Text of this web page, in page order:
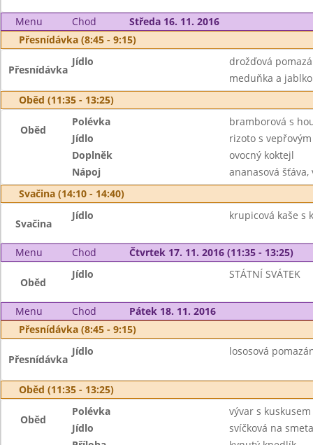
Menu Chod
Středa 16. 11. 2016
Přesnídávka (8:45 - 9:15)
Přesnídávka
Jídlo
drožďová
meduňka a jablko
Oběd (11:35 - 13:25)
Oběd
Polévka
bramborová s
Jídlo
rizoto s
Doplněk
ovocný koktejl
Nápoj
ananasová šťáva,
Svačina (14:10 - 14:40)
Svačina
Jídlo krupicová kaše s
Menu Chod Čtvrtek 17. 11. 2016 (11:35 - 13:25)
Oběd
Jídlo STÁTNÍ SVÁTEK
Menu Chod
Pátek 18. 11. 2016
Přesnídávka (8:45 - 9:15)
Přesnídávka
Jídlo lososová
Oběd (11:35 - 13:25)
Oběd
Polévka
vývar s kuskusem
Jídlo
svíčková na